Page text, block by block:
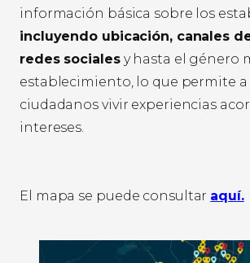
información básica sobre los
incluyendo ubicación, canales
redes socialesy hasta el género
establecimiento, lo que permite a
ciudadanos vivir experiencias
intereses.
El mapa se puede consultar aquí.